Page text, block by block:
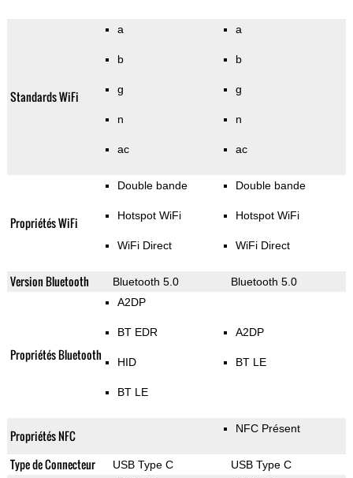
Standards WiFi
a
b
g
n
ac
a
b
g
n
ac
Propriétés WiFi
Double bande
Hotspot WiFi
WiFi Direct
Double bande
Hotspot WiFi
WiFi Direct
Version Bluetooth Bluetooth 5.0 Bluetooth 5.0
Propriétés Bluetooth
A2DP
BT EDR
HID
BT LE
A2DP
BT LE
Propriétés NFC NFC Présent
Type de Connecteur USB Type C USB Type C